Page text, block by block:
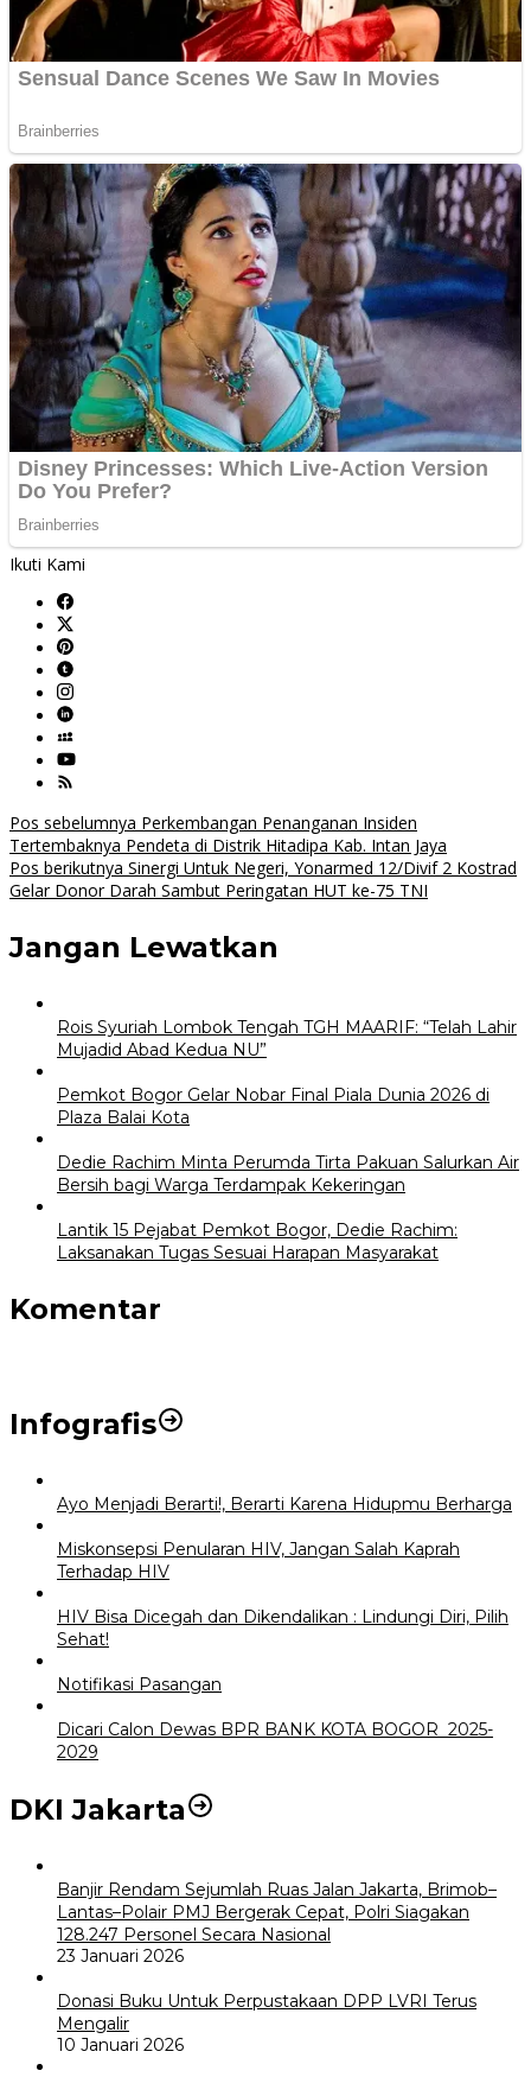
Ikuti Kami
Navigasi
pos
Pos sebelumnya Perkembangan Penanganan Insiden
Tertembaknya Pendeta di Distrik Hitadipa Kab. Intan Jaya
Pos berikutnya Sinergi Untuk Negeri, Yonarmed 12/Divif 2 Kostrad
Gelar Donor Darah Sambut Peringatan HUT ke-75 TNI
Jangan Lewatkan
Rois Syuriah Lombok Tengah TGH MAARIF: “Telah Lahir
Mujadid Abad Kedua NU”
Pemkot Bogor Gelar Nobar Final Piala Dunia 2026 di
Plaza Balai Kota
Dedie Rachim Minta Perumda Tirta Pakuan Salurkan Air
Bersih bagi Warga Terdampak Kekeringan
Lantik 15 Pejabat Pemkot Bogor, Dedie Rachim:
Laksanakan Tugas Sesuai Harapan Masyarakat
Komentar
Infografis
Ayo Menjadi Berarti!, Berarti Karena Hidupmu Berharga
Miskonsepsi Penularan HIV, Jangan Salah Kaprah
Terhadap HIV
HIV Bisa Dicegah dan Dikendalikan : Lindungi Diri, Pilih
Sehat!
Notifikasi Pasangan
Dicari Calon Dewas BPR BANK KOTA BOGOR 2025-
2029
DKI Jakarta
Banjir Rendam Sejumlah Ruas Jalan Jakarta, Brimob–
Lantas–Polair PMJ Bergerak Cepat, Polri Siagakan
128.247 Personel Secara Nasional
23 Januari 2026
Donasi Buku Untuk Perpustakaan DPP LVRI Terus
Mengalir
10 Januari 2026